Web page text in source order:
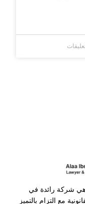
هي شركة رائدة في
مع التزام بالتميز